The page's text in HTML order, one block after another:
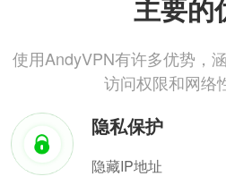
主要的
使用AndyVPN有许多优势，
访问权限和网络
隐私保护
隐藏IP地址